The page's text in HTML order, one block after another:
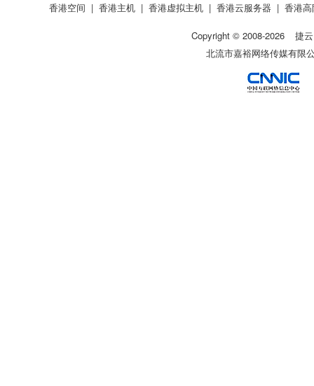
香港空间 | 香港主机 | 香港虚拟主机 | 香港云服务器 | 香港
Copyright © 2008-2026
捷云
北流市嘉裕网络传媒有限